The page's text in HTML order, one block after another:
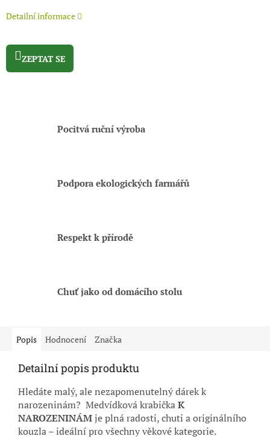
Detailní informace
ZEPTAT SE
Pocitvá ruční výroba
Podpora ekologických farmářů
Respekt k přírodě
Chuť jako od domácího stolu
Popis Hodnocení Značka
Detailní popis produktu
Hledáte malý, ale nezapomenutelný dárek k
narozeninám? Medvídková krabičkaK
NAROZENINÁMje plná radosti, chuti a originálního
kouzla – ideální pro všechny věkové kategorie.